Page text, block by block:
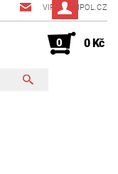
VIPOL@VIPOL.CZ
0 0 Kč